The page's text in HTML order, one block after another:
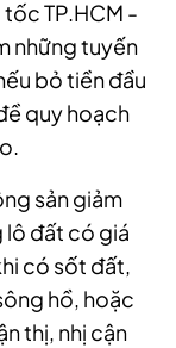
TP.HCM -
những tuyến
bỏ tiền đầu
quy hoạch
sản giảm
lô đất có giá
có sốt đất,
hồ, hoặc
thị, nhị cận